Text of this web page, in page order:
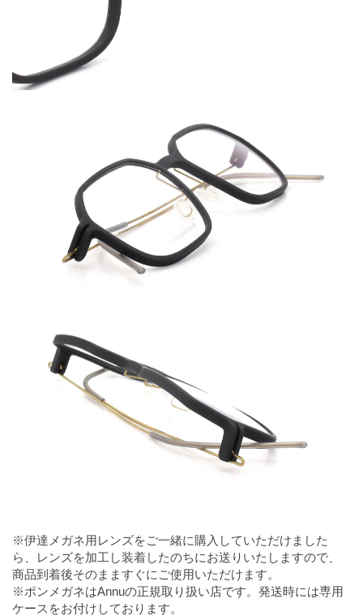
※伊達メガネ用レンズをご一緒に購入していただけました
ら、レンズを加工し装着したのちにお送りいたしますので、
商品到着後そのまますぐにご使用いただけます。
※ポンメガネはAnnuの正規取り扱い店です。発送時には専用
ケースをお付けしております。